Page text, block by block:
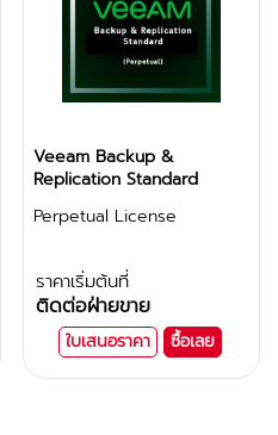
Veeam Backup &
Replication Standard
Perpetual License
ราคาเริ่มต้นที่
ติดต่อฝ่ายขาย
ใบเสนอราคา ซื้อเลย